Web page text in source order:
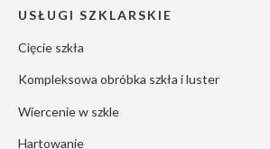
USŁUGI SZKLARSKIE
Cięcie szkła
Kompleksowa obróbka szkła i luster
Wiercenie w szkle
Hartowanie